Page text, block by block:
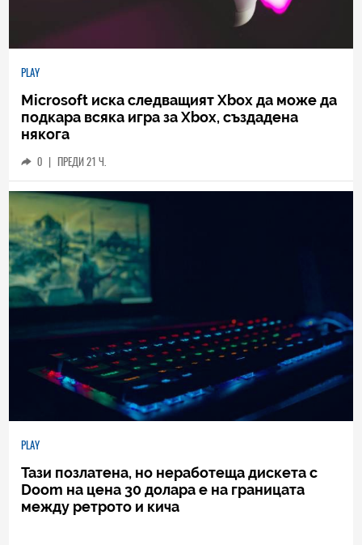
PLAY
Microsoft иска следващият Xbox да може да
подкара всяка игра за Xbox, създадена
някога
0 | ПРЕДИ 21 Ч.
PLAY
Тази позлатена, но неработеща дискета с
Doom на цена 30 долара е на границата
между ретрото и кича